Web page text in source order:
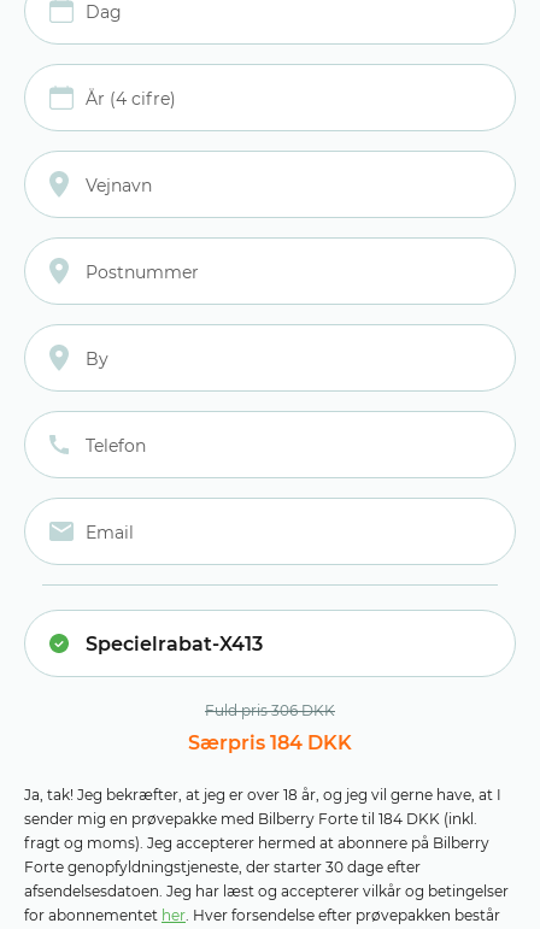
Fuld pris 306 DKK
Særpris 184 DKK
Ja, tak! Jeg bekræfter, at jeg er over 18 år, og jeg vil gerne have, at I
sender mig en prøvepakke med Bilberry Forte til 184 DKK (inkl.
fragt og moms). Jeg accepterer hermed at abonnere på Bilberry
Forte genopfyldningstjeneste, der starter 30 dage efter
afsendelsesdatoen. Jeg har læst og accepterer vilkår og betingelser
for abonnementet her. Hver forsendelse efter prøvepakken består